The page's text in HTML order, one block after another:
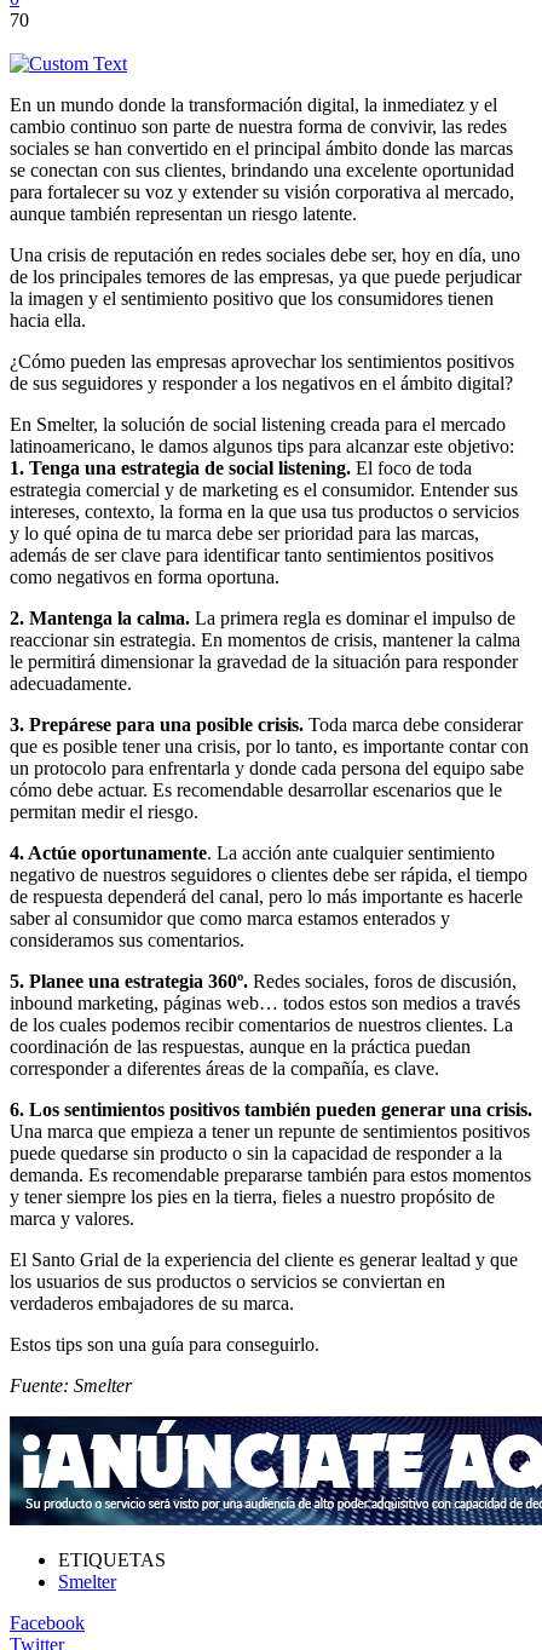
70
En un mundo donde la transformación digital, la inmediatez y el
cambio continuo son parte de nuestra forma de convivir, las redes
sociales se han convertido en el principal ámbito donde las marcas
se conectan con sus clientes, brindando una excelente oportunidad
para fortalecer su voz y extender su visión corporativa al mercado,
aunque también representan un riesgo latente.
Una crisis de reputación en redes sociales debe ser, hoy en día, uno
de los principales temores de las empresas, ya que puede perjudicar
la imagen y el sentimiento positivo que los consumidores tienen
hacia ella.
¿Cómo pueden las empresas aprovechar los sentimientos positivos
de sus seguidores y responder a los negativos en el ámbito digital?
En Smelter, la solución de social listening creada para el mercado
latinoamericano, le damos algunos tips para alcanzar este objetivo:
1. Tenga una estrategia de social listening. El foco de toda
estrategia comercial y de marketing es el consumidor. Entender sus
intereses, contexto, la forma en la que usa tus productos o servicios
y lo qué opina de tu marca debe ser prioridad para las marcas,
además de ser clave para identificar tanto sentimientos positivos
como negativos en forma oportuna.
2. Mantenga la calma. La primera regla es dominar el impulso de
reaccionar sin estrategia. En momentos de crisis, mantener la calma
le permitirá dimensionar la gravedad de la situación para responder
adecuadamente.
3. Prepárese para una posible crisis. Toda marca debe considerar
que es posible tener una crisis, por lo tanto, es importante contar con
un protocolo para enfrentarla y donde cada persona del equipo sabe
cómo debe actuar. Es recomendable desarrollar escenarios que le
permitan medir el riesgo.
4. Actúe oportunamente. La acción ante cualquier sentimiento
negativo de nuestros seguidores o clientes debe ser rápida, el tiempo
de respuesta dependerá del canal, pero lo más importante es hacerle
saber al consumidor que como marca estamos enterados y
consideramos sus comentarios.
5. Planee una estrategia 360º. Redes sociales, foros de discusión,
inbound marketing, páginas web… todos estos son medios a través
de los cuales podemos recibir comentarios de nuestros clientes. La
coordinación de las respuestas, aunque en la práctica puedan
corresponder a diferentes áreas de la compañía, es clave.
6. Los sentimientos positivos también pueden generar una crisis.
Una marca que empieza a tener un repunte de sentimientos positivos
puede quedarse sin producto o sin la capacidad de responder a la
demanda. Es recomendable prepararse también para estos momentos
y tener siempre los pies en la tierra, fieles a nuestro propósito de
marca y valores.
El Santo Grial de la experiencia del cliente es generar lealtad y que
los usuarios de sus productos o servicios se conviertan en
verdaderos embajadores de su marca.
Estos tips son una guía para conseguirlo.
Fuente: Smelter
ETIQUETAS
Smelter
Facebook
Twitter